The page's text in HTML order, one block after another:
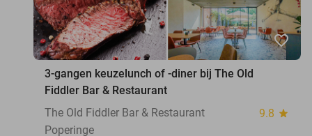
favorite_border
3-gangen keuzelunch of -diner bij The Old
Fiddler Bar & Restaurant
The Old Fiddler Bar & Restaurant
9.8 star
Poperinge